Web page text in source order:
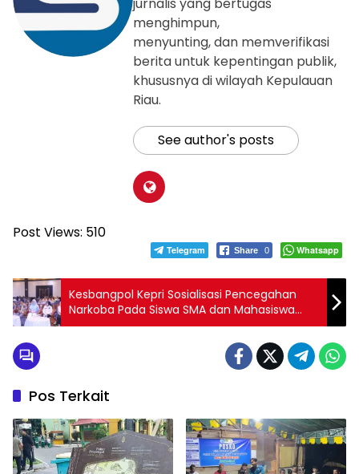
jurnalis yang bertugas
menghimpun,
menyunting, dan memverifikasi
berita untuk kepentingan publik,
khususnya di wilayah Kepulauan
Riau.
See author's posts
Post Views: 510
Telegram Share 0 Whatsapp
Kesbangpol Kepri Sosialisasi Pencegahan
Narkoba Pada Siswa SMA dan Mahasiswa
Karimun
Pos Terkait